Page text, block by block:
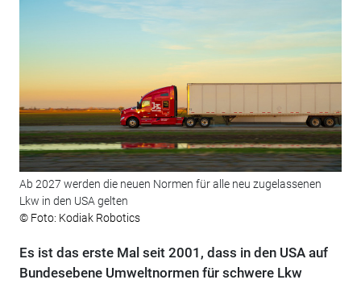
Ab 2027 werden die neuen Normen für alle neu zugelassenen
Lkw in den USA gelten
© Foto: Kodiak Robotics
Es ist das erste Mal seit 2001, dass in den USA auf
Bundesebene Umweltnormen für schwere Lkw